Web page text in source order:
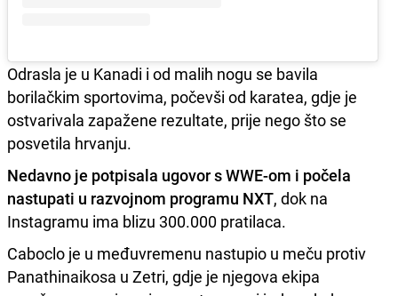
Odrasla je u Kanadi i od malih nogu se bavila
borilačkim sportovima, počevši od karatea, gdje je
ostvarivala zapažene rezultate, prije nego što se
posvetila hrvanju.
Nedavno je potpisala ugovor s WWE-om i počela
nastupati u razvojnom programu NXT, dok na
Instagramu ima blizu 300.000 pratilaca.
Caboclo je u međuvremenu nastupio u meču protiv
Panathinaikosa u Zetri, gdje je njegova ekipa